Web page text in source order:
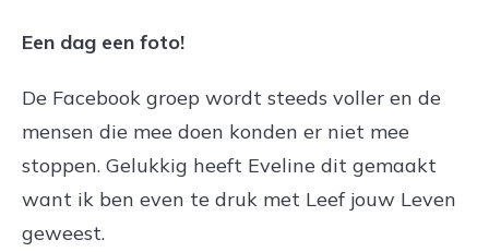
Een dag een foto!
De Facebook groep wordt steeds voller en de
mensen die mee doen konden er niet mee
stoppen. Gelukkig heeft Eveline dit gemaakt
want ik ben even te druk met Leef jouw Leven
geweest.